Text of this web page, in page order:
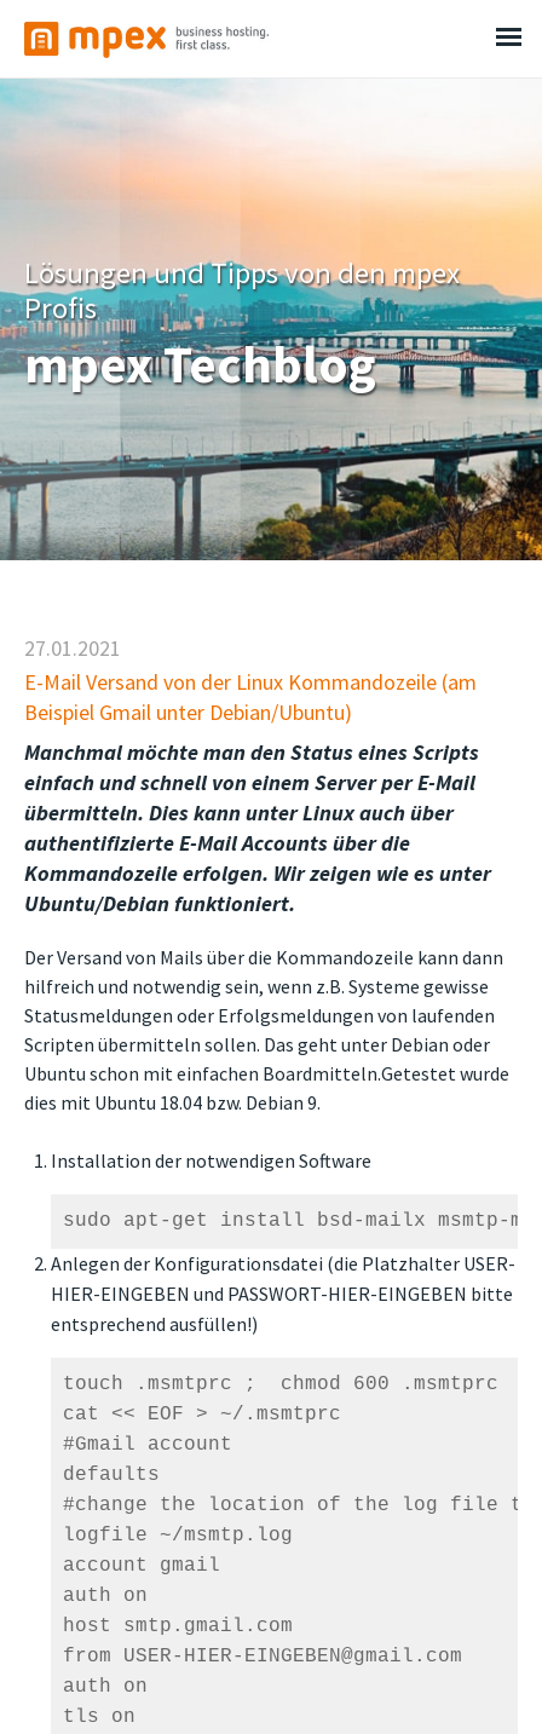
Lösungen und Tipps von den mpex
Profis
mpex Techblog
27.01.2021
E-Mail Versand von der Linux Kommandozeile (am
Beispiel Gmail unter Debian/Ubuntu)
Manchmal möchte man den Status eines Scripts
einfach und schnell von einem Server per E-Mail
übermitteln. Dies kann unter Linux auch über
authentifizierte E-Mail Accounts über die
Kommandozeile erfolgen. Wir zeigen wie es unter
Ubuntu/Debian funktioniert.
Der Versand von Mails über die Kommandozeile kann dann
hilfreich und notwendig sein, wenn z.B. Systeme gewisse
Statusmeldungen oder Erfolgsmeldungen von laufenden
Scripten übermitteln sollen. Das geht unter Debian oder
Ubuntu schon mit einfachen Boardmitteln.Getestet wurde
dies mit Ubuntu 18.04 bzw. Debian 9.
Installation der notwendigen Software
Anlegen der Konfigurationsdatei (die Platzhalter USER-
HIER-EINGEBEN und PASSWORT-HIER-EINGEBEN bitte
entsprechend ausfüllen!)
touch .msmtprc ;  chmod 600 .msmtprc
cat << EOF > ~/.msmtprc
#Gmail account
defaults
#change the location of the log file to
logfile ~/msmtp.log
account gmail
auth on
host smtp.gmail.com
from USER-HIER-EINGEBEN@gmail.com
auth on
tls on